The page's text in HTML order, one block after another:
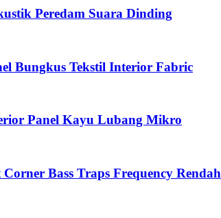
Peredam Suara Dinding
Bungkus Tekstil Interior Fabric
Panel Kayu Lubang Mikro
Bass Traps Frequency Rendah